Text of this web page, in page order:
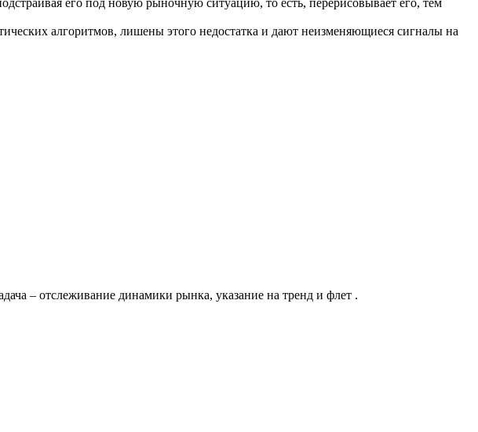
алгоритмов, лишены этого недостатка и дают неизменяющиеся сигналы на
– отслеживание динамики рынка, указание на тренд и флет .